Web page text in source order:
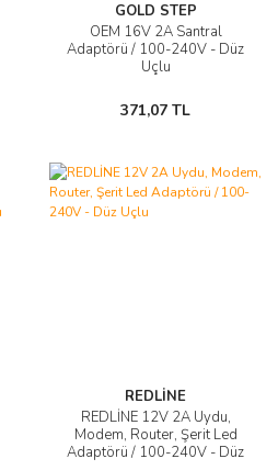
GOLD STEP
OEM 16V 2A Santral
Adaptörü / 100-240V - Düz
Uçlu
371,07 TL
REDLİNE
REDLİNE 12V 2A Uydu,
Modem, Router, Şerit Led
Adaptörü / 100-240V - Düz